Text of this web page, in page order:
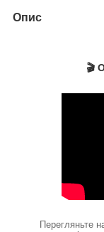
Опис
🎬
Перегляньте